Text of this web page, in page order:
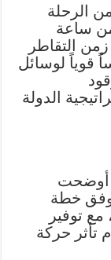
الرحلة
ساعة
زمن التقاطر
قوياً لوسائل
الدولة
أوضحت
وفق خطة
مع توفير
تأثر حركة